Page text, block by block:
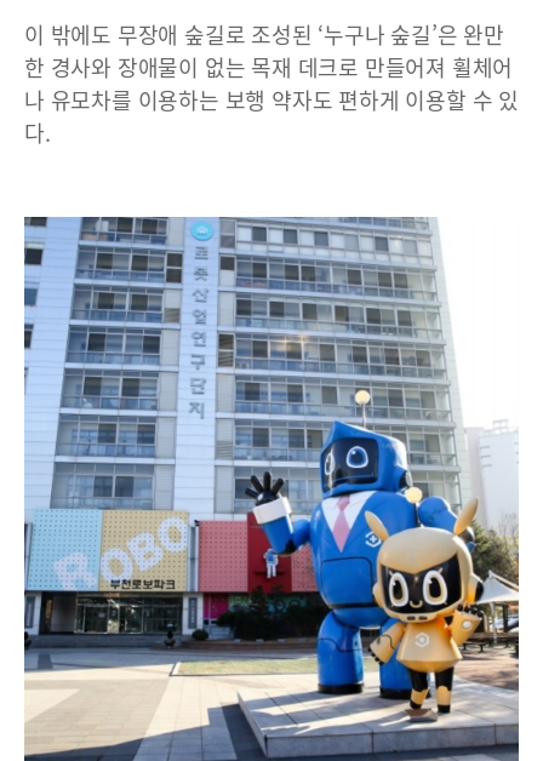
이 밖에도 무장애 숲길로 조성된 ‘누구나 숲길’은 완만
한 경사와 장애물이 없는 목재 데크로 만들어져 휠체어
나 유모차를 이용하는 보행 약자도 편하게 이용할 수 있
다.